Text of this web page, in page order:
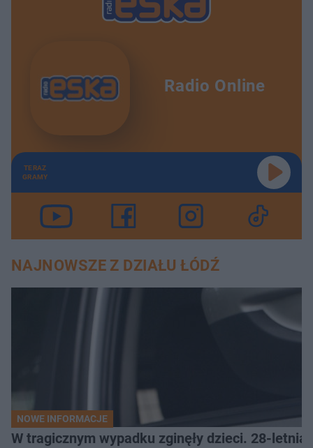
Radio Online
TERAZ
GRAMY
NAJNOWSZE Z DZIAŁU ŁÓDŹ
NOWE INFORMACJE
W tragicznym wypadku zginęły dzieci. 28-